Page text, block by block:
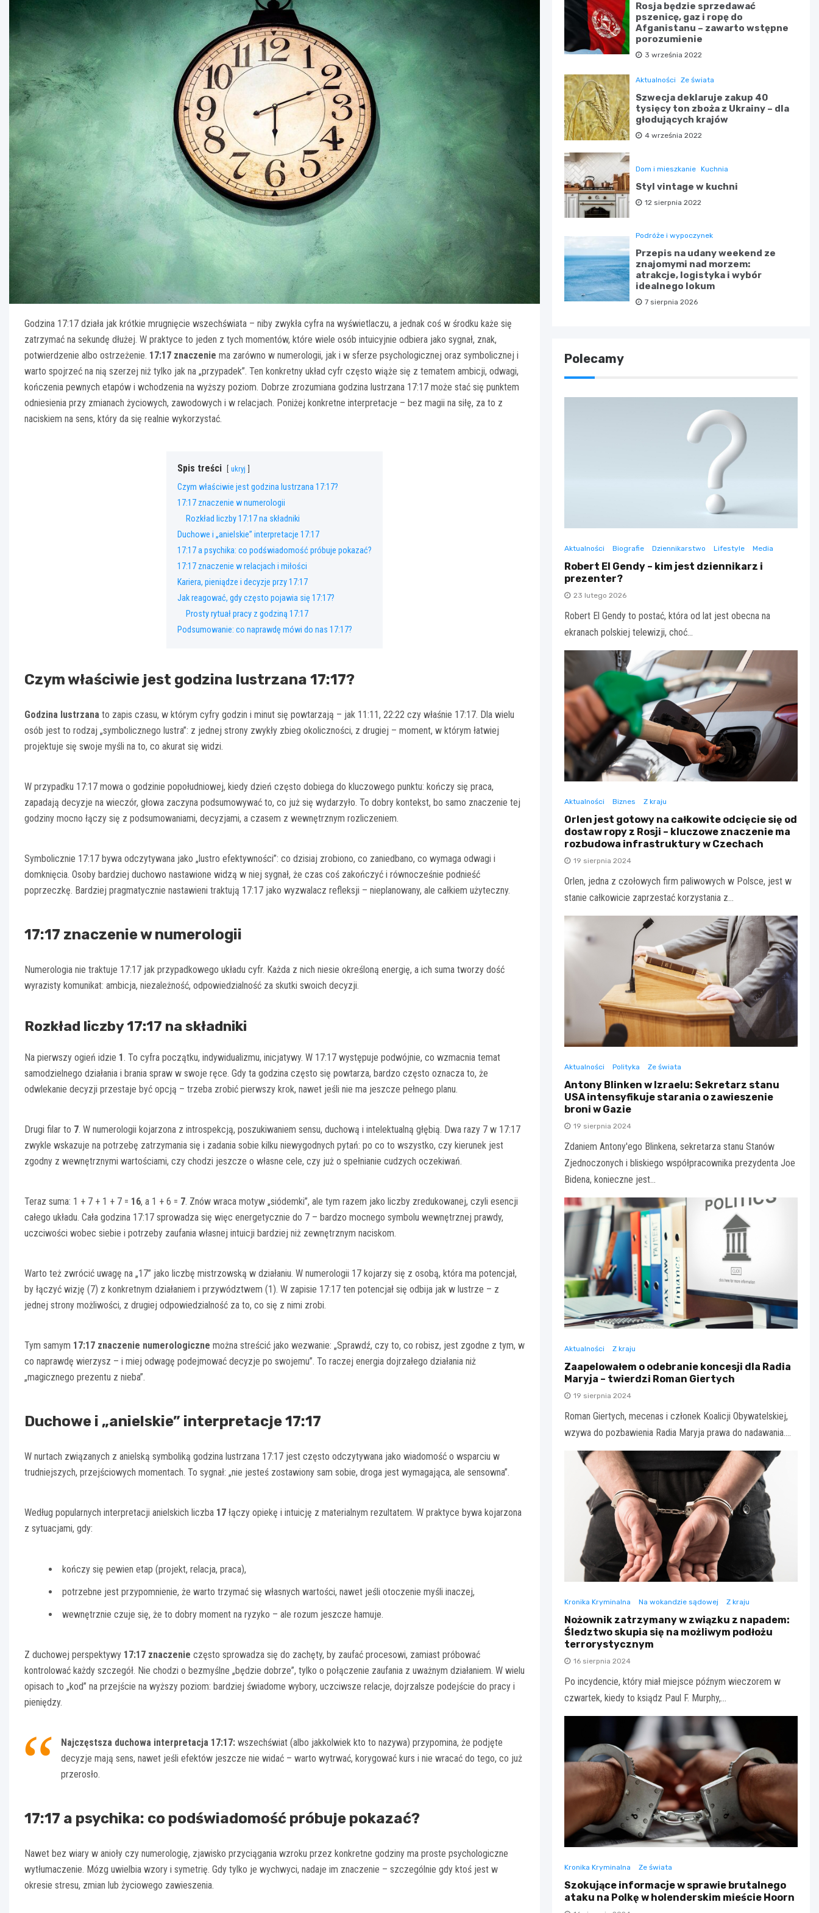
Godzina 17:17 działa jak krótkie mrugnięcie wszechświata – niby zwykła cyfra na wyświetlaczu, a jednak coś w środku każe się
zatrzymać na sekundę dłużej. W praktyce to jeden z tych momentów, które wiele osób intuicyjnie odbiera jako sygnał, znak,
potwierdzenie albo ostrzeżenie. 17:17 znaczenie ma zarówno w numerologii, jak i w sferze psychologicznej oraz symbolicznej i
warto spojrzeć na nią szerzej niż tylko jak na „przypadek”. Ten konkretny układ cyfr często wiąże się z tematem ambicji, odwagi,
kończenia pewnych etapów i wchodzenia na wyższy poziom. Dobrze zrozumiana godzina lustrzana 17:17 może stać się punktem
odniesienia przy zmianach życiowych, zawodowych i w relacjach. Poniżej konkretne interpretacje – bez magii na siłę, za to z
naciskiem na sens, który da się realnie wykorzystać.
Spis treści ukryj
Czym właściwie jest godzina lustrzana 17:17?
17:17 znaczenie w numerologii
Rozkład liczby 17:17 na składniki
Duchowe i „anielskie” interpretacje 17:17
17:17 a psychika: co podświadomość próbuje pokazać?
17:17 znaczenie w relacjach i miłości
Kariera, pieniądze i decyzje przy 17:17
Jak reagować, gdy często pojawia się 17:17?
Prosty rytuał pracy z godziną 17:17
Podsumowanie: co naprawdę mówi do nas 17:17?
Czym właściwie jest godzina lustrzana 17:17?
Godzina lustrzana to zapis czasu, w którym cyfry godzin i minut się powtarzają – jak 11:11, 22:22 czy właśnie 17:17. Dla wielu
osób jest to rodzaj „symbolicznego lustra”: z jednej strony zwykły zbieg okoliczności, z drugiej – moment, w którym łatwiej
projektuje się swoje myśli na to, co akurat się widzi.
W przypadku 17:17 mowa o godzinie popołudniowej, kiedy dzień często dobiega do kluczowego punktu: kończy się praca,
zapadają decyzje na wieczór, głowa zaczyna podsumowywać to, co już się wydarzyło. To dobry kontekst, bo samo znaczenie tej
godziny mocno łączy się z podsumowaniami, decyzjami, a czasem z wewnętrznym rozliczeniem.
Symbolicznie 17:17 bywa odczytywana jako „lustro efektywności”: co dzisiaj zrobiono, co zaniedbano, co wymaga odwagi i
domknięcia. Osoby bardziej duchowo nastawione widzą w niej sygnał, że czas coś zakończyć i równocześnie podnieść
poprzeczkę. Bardziej pragmatycznie nastawieni traktują 17:17 jako wyzwalacz refleksji – nieplanowany, ale całkiem użyteczny.
17:17 znaczenie w numerologii
Numerologia nie traktuje 17:17 jak przypadkowego układu cyfr. Każda z nich niesie określoną energię, a ich suma tworzy dość
wyrazisty komunikat: ambicja, niezależność, odpowiedzialność za skutki swoich decyzji.
Rozkład liczby 17:17 na składniki
Na pierwszy ogień idzie 1. To cyfra początku, indywidualizmu, inicjatywy. W 17:17 występuje podwójnie, co wzmacnia temat
samodzielnego działania i brania spraw w swoje ręce. Gdy ta godzina często się powtarza, bardzo często oznacza to, że
odwlekanie decyzji przestaje być opcją – trzeba zrobić pierwszy krok, nawet jeśli nie ma jeszcze pełnego planu.
Drugi filar to 7. W numerologii kojarzona z introspekcją, poszukiwaniem sensu, duchową i intelektualną głębią. Dwa razy 7 w 17:17
zwykle wskazuje na potrzebę zatrzymania się i zadania sobie kilku niewygodnych pytań: po co to wszystko, czy kierunek jest
zgodny z wewnętrznymi wartościami, czy chodzi jeszcze o własne cele, czy już o spełnianie cudzych oczekiwań.
Teraz suma: 1 + 7 + 1 + 7 = 16, a 1 + 6 = 7. Znów wraca motyw „siódemki”, ale tym razem jako liczby zredukowanej, czyli esencji
całego układu. Cała godzina 17:17 sprowadza się więc energetycznie do 7 – bardzo mocnego symbolu wewnętrznej prawdy,
uczciwości wobec siebie i potrzeby zaufania własnej intuicji bardziej niż zewnętrznym naciskom.
Warto też zwrócić uwagę na „17” jako liczbę mistrzowską w działaniu. W numerologii 17 kojarzy się z osobą, która ma potencjał,
by łączyć wizję (7) z konkretnym działaniem i przywództwem (1). W zapisie 17:17 ten potencjał się odbija jak w lustrze – z
jednej strony możliwości, z drugiej odpowiedzialność za to, co się z nimi zrobi.
Tym samym 17:17 znaczenie numerologiczne można streścić jako wezwanie: „Sprawdź, czy to, co robisz, jest zgodne z tym, w
co naprawdę wierzysz – i miej odwagę podejmować decyzje po swojemu”. To raczej energia dojrzałego działania niż
„magicznego prezentu z nieba”.
Duchowe i „anielskie” interpretacje 17:17
W nurtach związanych z anielską symboliką godzina lustrzana 17:17 jest często odczytywana jako wiadomość o wsparciu w
trudniejszych, przejściowych momentach. To sygnał: „nie jesteś zostawiony sam sobie, droga jest wymagająca, ale sensowna”.
Według popularnych interpretacji anielskich liczba 17 łączy opiekę i intuicję z materialnym rezultatem. W praktyce bywa kojarzona
z sytuacjami, gdy:
kończy się pewien etap (projekt, relacja, praca),
potrzebne jest przypomnienie, że warto trzymać się własnych wartości, nawet jeśli otoczenie myśli inaczej,
wewnętrznie czuje się, że to dobry moment na ryzyko – ale rozum jeszcze hamuje.
Z duchowej perspektywy 17:17 znaczenie często sprowadza się do zachęty, by zaufać procesowi, zamiast próbować
kontrolować każdy szczegół. Nie chodzi o bezmyślne „będzie dobrze”, tylko o połączenie zaufania z uważnym działaniem. W wielu
opisach to „kod” na przejście na wyższy poziom: bardziej świadome wybory, uczciwsze relacje, dojrzalsze podejście do pracy i
pieniędzy.
Najczęstsza duchowa interpretacja 17:17: wszechświat (albo jakkolwiek kto to nazywa) przypomina, że podjęte
decyzje mają sens, nawet jeśli efektów jeszcze nie widać – warto wytrwać, korygować kurs i nie wracać do tego, co już
przerosło.
17:17 a psychika: co podświadomość próbuje pokazać?
Nawet bez wiary w anioły czy numerologię, zjawisko przyciągania wzroku przez konkretne godziny ma proste psychologiczne
wytłumaczenie. Mózg uwielbia wzory i symetrię. Gdy tylko je wychwyci, nadaje im znaczenie – szczególnie gdy ktoś jest w
okresie stresu, zmian lub życiowego zawieszenia.
Rosja będzie sprzedawać
pszenicę, gaz i ropę do
Afganistanu – zawarto wstępne
porozumienie
3 września 2022
Aktualności Ze świata
Szwecja deklaruje zakup 40
tysięcy ton zboża z Ukrainy – dla
głodujących krajów
4 września 2022
Dom i mieszkanie Kuchnia
Styl vintage w kuchni
12 sierpnia 2022
Podróże i wypoczynek
Przepis na udany weekend ze
znajomymi nad morzem:
atrakcje, logistyka i wybór
idealnego lokum
7 sierpnia 2026
Polecamy
Aktualności Biografie Dziennikarstwo Lifestyle Media
Robert El Gendy – kim jest dziennikarz i
prezenter?
23 lutego 2026
Robert El Gendy to postać, która od lat jest obecna na
ekranach polskiej telewizji, choć…
Aktualności Biznes Z kraju
Orlen jest gotowy na całkowite odcięcie się od
dostaw ropy z Rosji – kluczowe znaczenie ma
rozbudowa infrastruktury w Czechach
19 sierpnia 2024
Orlen, jedna z czołowych firm paliwowych w Polsce, jest w
stanie całkowicie zaprzestać korzystania z…
Aktualności Polityka Ze świata
Antony Blinken w Izraelu: Sekretarz stanu
USA intensyfikuje starania o zawieszenie
broni w Gazie
19 sierpnia 2024
Zdaniem Antony'ego Blinkena, sekretarza stanu Stanów
Zjednoczonych i bliskiego współpracownika prezydenta Joe
Bidena, konieczne jest…
Aktualności Z kraju
Zaapelowałem o odebranie koncesji dla Radia
Maryja – twierdzi Roman Giertych
19 sierpnia 2024
Roman Giertych, mecenas i członek Koalicji Obywatelskiej,
wzywa do pozbawienia Radia Maryja prawa do nadawania.…
Kronika Kryminalna Na wokandzie sądowej Z kraju
Nożownik zatrzymany w związku z napadem:
Śledztwo skupia się na możliwym podłożu
terrorystycznym
16 sierpnia 2024
Po incydencie, który miał miejsce późnym wieczorem w
czwartek, kiedy to ksiądz Paul F. Murphy,…
Kronika Kryminalna Ze świata
Szokujące informacje w sprawie brutalnego
ataku na Polkę w holenderskim mieście Hoorn